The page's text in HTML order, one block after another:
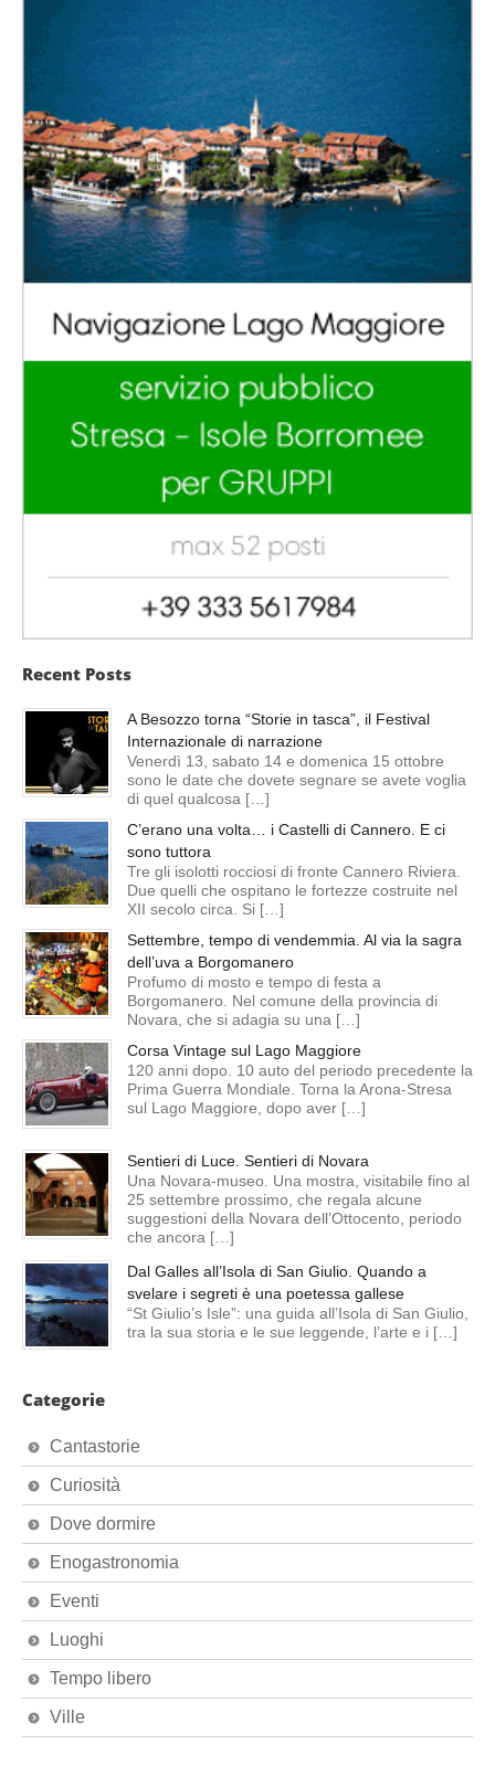
Recent Posts
A Besozzo torna “Storie in tasca”, il Festival
Internazionale di narrazione
Venerdì 13, sabato 14 e domenica 15 ottobre
sono le date che dovete segnare se avete voglia
di quel qualcosa […]
C’erano una volta… i Castelli di Cannero. E ci
sono tuttora
Tre gli isolotti rocciosi di fronte Cannero Riviera.
Due quelli che ospitano le fortezze costruite nel
XII secolo circa. Si […]
Settembre, tempo di vendemmia. Al via la sagra
dell’uva a Borgomanero
Profumo di mosto e tempo di festa a
Borgomanero. Nel comune della provincia di
Novara, che si adagia su una […]
Corsa Vintage sul Lago Maggiore
120 anni dopo. 10 auto del periodo precedente la
Prima Guerra Mondiale. Torna la Arona-Stresa
sul Lago Maggiore, dopo aver […]
Sentieri di Luce. Sentieri di Novara
Una Novara-museo. Una mostra, visitabile fino al
25 settembre prossimo, che regala alcune
suggestioni della Novara dell’Ottocento, periodo
che ancora […]
Dal Galles all’Isola di San Giulio. Quando a
svelare i segreti è una poetessa gallese
“St Giulio’s Isle”: una guida all’Isola di San Giulio,
tra la sua storia e le sue leggende, l’arte e i […]
Categorie
Cantastorie
Curiosità
Dove dormire
Enogastronomia
Eventi
Luoghi
Tempo libero
Ville